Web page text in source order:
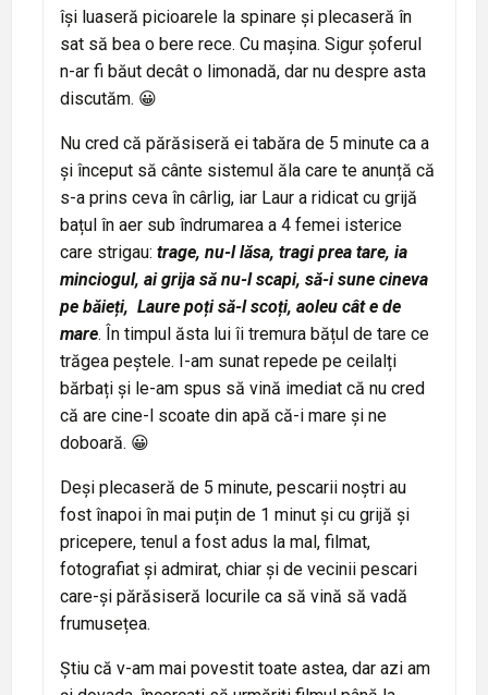
își luaseră picioarele la spinare și plecaseră în
sat să bea o bere rece. Cu mașina. Sigur șoferul
n-ar fi băut decât o limonadă, dar nu despre asta
discutăm. 😀
Nu cred că părăsiseră ei tabăra de 5 minute ca a
și început să cânte sistemul ăla care te anunță că
s-a prins ceva în cârlig, iar Laur a ridicat cu grijă
bațul în aer sub îndrumarea a 4 femei isterice
care strigau: trage, nu-l lăsa, tragi prea tare, ia
minciogul, ai grija să nu-l scapi, să-i sune cineva
pe băieți, Laure poți să-l scoți, aoleu cât e de
mare. În timpul ăsta lui îi tremura bățul de tare ce
trăgea peștele. I-am sunat repede pe ceilalți
bărbați și le-am spus să vină imediat că nu cred
că are cine-l scoate din apă că-i mare și ne
doboară. 😀
Deși plecaseră de 5 minute, pescarii noștri au
fost înapoi în mai puțin de 1 minut și cu grijă și
pricepere, tenul a fost adus la mal, filmat,
fotografiat și admirat, chiar și de vecinii pescari
care-și părăsiseră locurile ca să vină să vadă
frumusețea.
Știu că v-am mai povestit toate astea, dar azi am